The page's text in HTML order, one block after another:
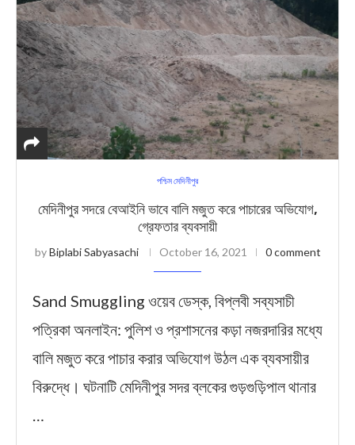
পশ্চিম মেদিনীপুর
মেদিনীপুর সদরে বেআইনি ভাবে বালি মজুত করে পাচারের অভিযোগ,
গ্রেফতার ব্যবসায়ী
byBiplabi Sabyasachi October 16, 2021 0 comment
Sand Smuggling ওয়েব ডেস্ক, বিপ্লবী সব্যসাচী
পত্রিকা অনলাইন: পুলিশ ও প্রশাসনের কড়া নজরদারির মধ্যে
বালি মজুত করে পাচার করার অভিযোগ উঠল এক ব্যবসায়ীর
বিরুদ্ধে। ঘটনাটি মেদিনীপুর সদর ব্লকের গুড়গুড়িপাল থানার
…